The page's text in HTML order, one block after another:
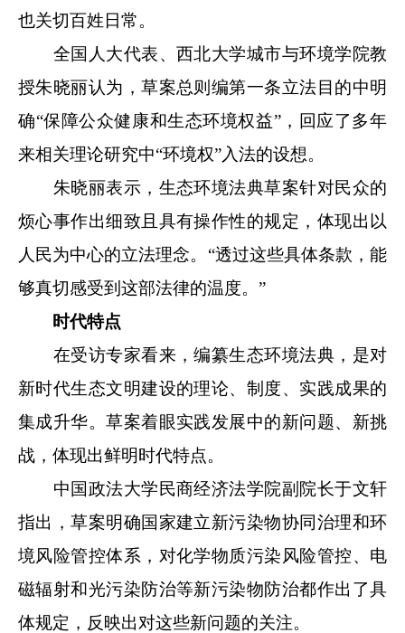
也关切百姓日常。
全国人大代表、西北大学城市与环境学院教
授朱晓丽认为，草案总则编第一条立法目的中明
确“保障公众健康和生态环境权益”，回应了多年
来相关理论研究中“环境权”入法的设想。
朱晓丽表示，生态环境法典草案针对民众的
烦心事作出细致且具有操作性的规定，体现出以
人民为中心的立法理念。“透过这些具体条款，能
够真切感受到这部法律的温度。”
时代特点
在受访专家看来，编纂生态环境法典，是对
新时代生态文明建设的理论、制度、实践成果的
集成升华。草案着眼实践发展中的新问题、新挑
战，体现出鲜明时代特点。
中国政法大学民商经济法学院副院长于文轩
指出，草案明确国家建立新污染物协同治理和环
境风险管控体系，对化学物质污染风险管控、电
磁辐射和光污染防治等新污染物防治都作出了具
体规定，反映出对这些新问题的关注。